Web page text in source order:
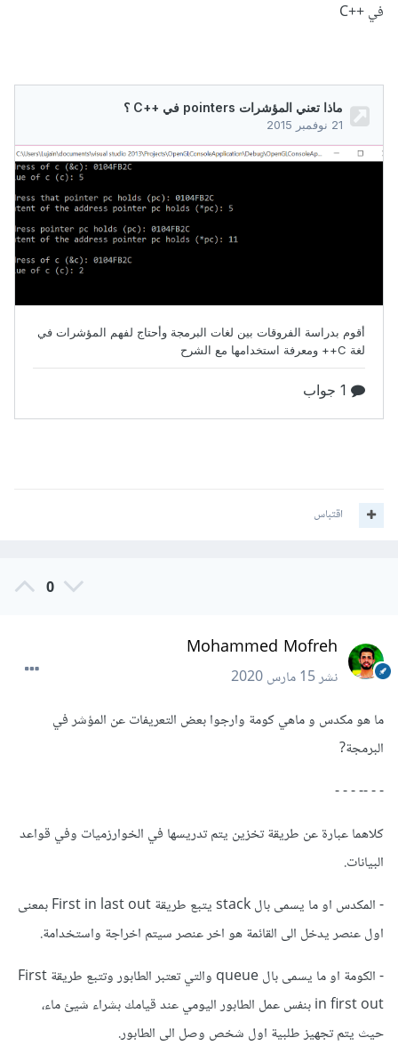
في ++C
اقتباس
0
Mohammed Mofreh
نشر15 مارس 2020
ما هو مكدس و ماهي كومة وارجوا بعض التعريفات عن المؤشر في
البرمجة?
- - -- - - -
كلاهما عبارة عن طريقة تخزين يتم تدريسها في الخوارزميات وفي قواعد
البيانات.
- المكدس او ما يسمى بال stack يتبع طريقة First in last out بمعنى
اول عنصر يدخل الى القائمة هو اخر عنصر سيتم اخراجة واستخدامة.
- الكومة او ما يسمى بال queue والتي تعتبر الطابور وتتبع طريقة First
in first out بنفس عمل الطابور اليومي عند قيامك بشراء شيئ ماء،
حيث يتم تجهيز طلبية اول شخص وصل الى الطابور.